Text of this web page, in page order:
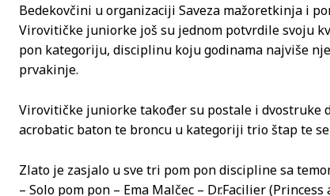
Bedekovčini u organizaciji Saveza mažoretkinja i
Virovitičke juniorke još su jednom potvrdile svoju
pon kategoriju, disciplinu koju godinama najviše
prvakinje.
Virovitičke juniorke također su postale i dvostruke
acrobatic baton te broncu u kategoriji trio štap te
Zlato je zasjalo u sve tri pom pon discipline sa
– Solo pom pon – Ema Malčec – Dr.Facilier (Princess